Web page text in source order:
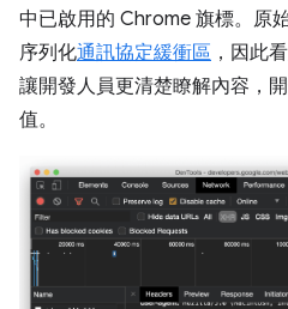
中已啟用的 Chrome 旗標。原
序列化通訊協定緩衝區 ，因此
讓開發人員更清楚瞭解內容，
值。